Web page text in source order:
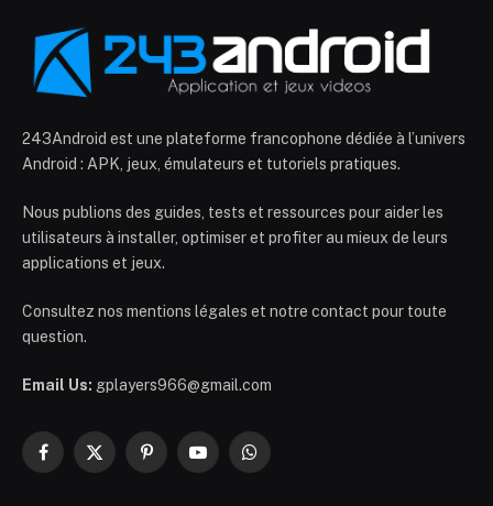
243Android est une plateforme francophone dédiée à l’univers
Android : APK, jeux, émulateurs et tutoriels pratiques.
Nous publions des guides, tests et ressources pour aider les
utilisateurs à installer, optimiser et profiter au mieux de leurs
applications et jeux.
Consultez nos mentions légales et notre contact pour toute
question.
Email Us: gplayers966@gmail.com
Facebook
X
PinterestYouTubeWhatsApp